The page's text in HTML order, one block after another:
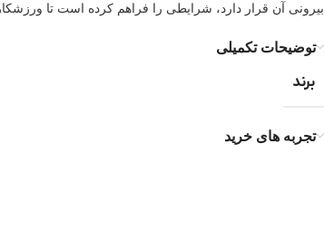
بیرونی آن قرار دارد، شرایطی را فراهم کرده است تا
توضیحات تکمیلی
برند
تجربه های خرید